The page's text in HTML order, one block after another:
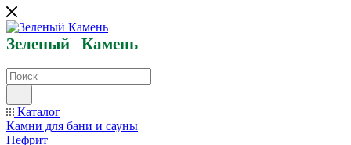
Зеленый Камень
Каталог
Камни для бани и сауны
Нефрит